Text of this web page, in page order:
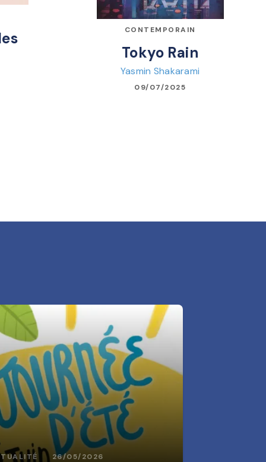
CONTEMPORAIN
Tokyo Rain
Yasmin Shakarami
09/07/2025
26/05/2026